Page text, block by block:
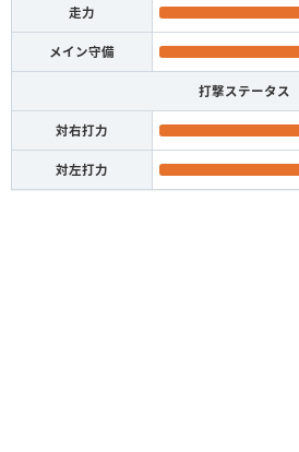
走力
メイン守備
打撃ステータス
対右打力
対左打力